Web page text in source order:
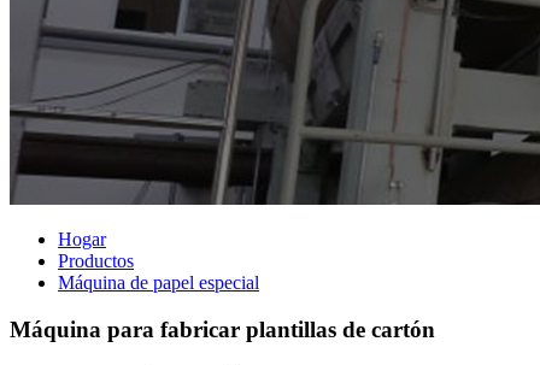
Hogar
Productos
Máquina de papel especial
Máquina para fabricar plantillas de cartón